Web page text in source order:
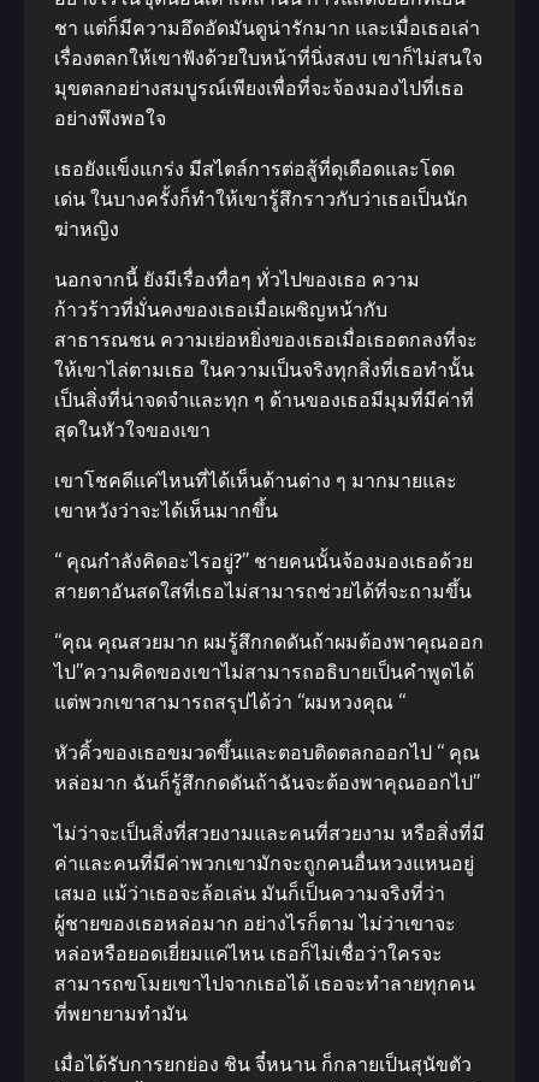
ชา แต่ก็มีความอึดอัดมันดูน่ารักมาก และเมื่อเธอเล่า
เรื่องตลกให้เขาฟังด้วยใบหน้าที่นิ่งสงบ เขาก็ไม่สนใจ
มุขตลกอย่างสมบูรณ์เพียงเพื่อที่จะจ้องมองไปที่เธอ
อย่างพึงพอใจ
เธอยังแข็งแกร่ง มีสไตล์การต่อสู้ที่ดุเดือดและโดด
เด่น ในบางครั้งก็ทำให้เขารู้สึกราวกับว่าเธอเป็นนัก
ฆ่าหญิง
นอกจากนี้ ยังมีเรื่องทื่อๆ ทั่วไปของเธอ ความ
ก้าวร้าวที่มั่นคงของเธอเมื่อเผชิญหน้ากับ
สาธารณชน ความเย่อหยิ่งของเธอเมื่อเธอตกลงที่จะ
ให้เขาไล่ตามเธอ ในความเป็นจริงทุกสิ่งที่เธอทำนั้น
เป็นสิ่งที่น่าจดจำและทุก ๆ ด้านของเธอมีมุมที่มีค่าที่
สุดในหัวใจของเขา
เขาโชคดีแค่ไหนที่ได้เห็นด้านต่าง ๆ มากมายและ
เขาหวังว่าจะได้เห็นมากขึ้น
“ คุณกำลังคิดอะไรอยู่?” ชายคนนั้นจ้องมองเธอด้วย
สายตาอันสดใสที่เธอไม่สามารถช่วยได้ที่จะถามขึ้น
“คุณ คุณสวยมาก ผมรู้สึกกดดันถ้าผมต้องพาคุณออก
ไป”ความคิดของเขาไม่สามารถอธิบายเป็นคำพูดได้
แต่พวกเขาสามารถสรุปได้ว่า “ผมหวงคุณ “
หัวคิ้วของเธอขมวดขึ้นและตอบติดตลกออกไป “ คุณ
หล่อมาก ฉันก็รู้สึกกดดันถ้าฉันจะต้องพาคุณออกไป”
ไม่ว่าจะเป็นสิ่งที่สวยงามและคนที่สวยงาม หรือสิ่งที่มี
ค่าและคนที่มีค่าพวกเขามักจะถูกคนอื่นหวงแหนอยู่
เสมอ แม้ว่าเธอจะล้อเล่น มันก็เป็นความจริงที่ว่า
ผู้ชายของเธอหล่อมาก อย่างไรก็ตาม ไม่ว่าเขาจะ
หล่อหรือยอดเยี่ยมแค่ไหน เธอก็ไม่เชื่อว่าใครจะ
สามารถขโมยเขาไปจากเธอได้ เธอจะทำลายทุกคน
ที่พยายามทำมัน
เมื่อได้รับการยกย่อง ชิน จี๋หนาน ก็กลายเป็นสุนัขตัว